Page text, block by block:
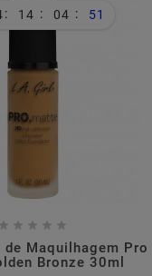
: 14 : 04 : 50
    
de Maquilhagem Pro
Bronze 30ml